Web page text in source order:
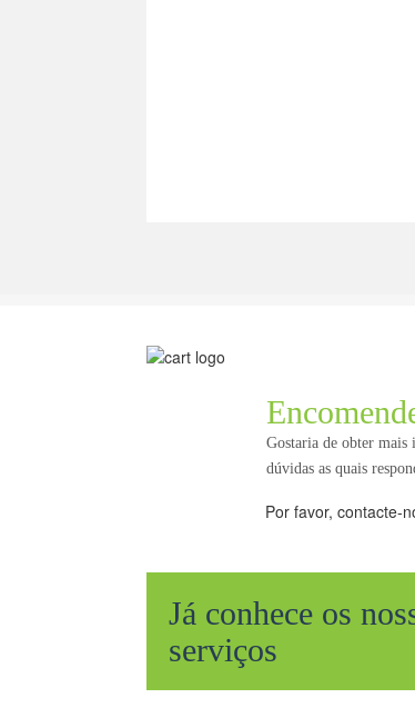
Gostaria de obter mais
dúvidas as quais
Por favor, contacte-
Já conhece os
serviços